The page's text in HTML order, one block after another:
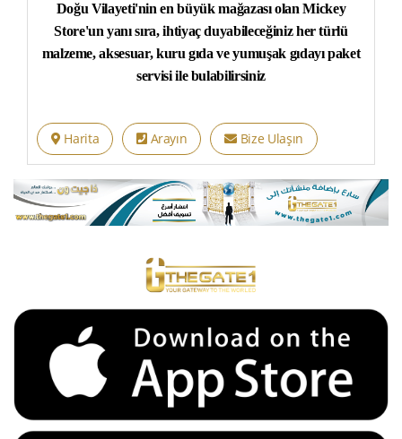
Doğu Vilayeti'nin en büyük mağazası olan Mickey
Store'un yanı sıra, ihtiyaç duyabileceğiniz her türlü
malzeme, aksesuar, kuru gıda ve yumuşak gıdayı paket
servisi ile bulabilirsiniz
Harita Arayın Bize Ulaşın